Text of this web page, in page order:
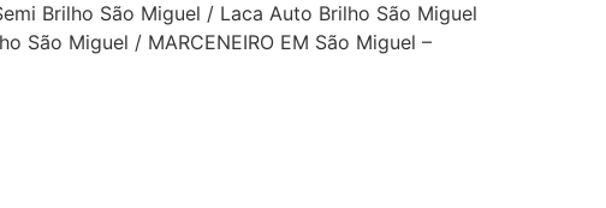
Brilho São Miguel / Laca Auto Brilho São Miguel
São Miguel / MARCENEIRO EM São Miguel –